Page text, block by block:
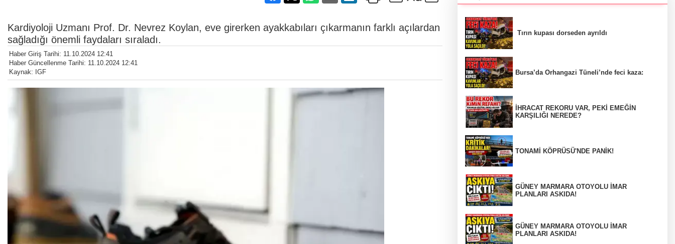
Kardiyoloji Uzmanı Prof. Dr. Nevrez Koylan, eve girerken ayakkabıları çıkarmanın farklı açılardan
sağladığı önemli faydaları sıraladı.
Haber Giriş Tarihi: 11.10.2024 12:41
Haber Güncellenme Tarihi: 11.10.2024 12:41
Kaynak: IGF
Tırın kupası dorseden ayrıldı
Bursa’da Orhangazi Tüneli’nde feci kaza:
İHRACAT REKORU VAR, PEKİ EMEĞİN
KARŞILIĞI NEREDE?
TONAMİ KÖPRÜSÜ'NDE PANİK!
GÜNEY MARMARA OTOYOLU İMAR
PLANLARI ASKIDA!
GÜNEY MARMARA OTOYOLU İMAR
PLANLARI ASKIDA!